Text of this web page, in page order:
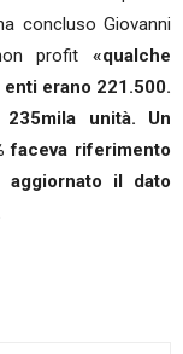
concluso Giovanni
profit «qualche
erano 221.500.
unità. Un
faceva riferimento
aggiornato il dato